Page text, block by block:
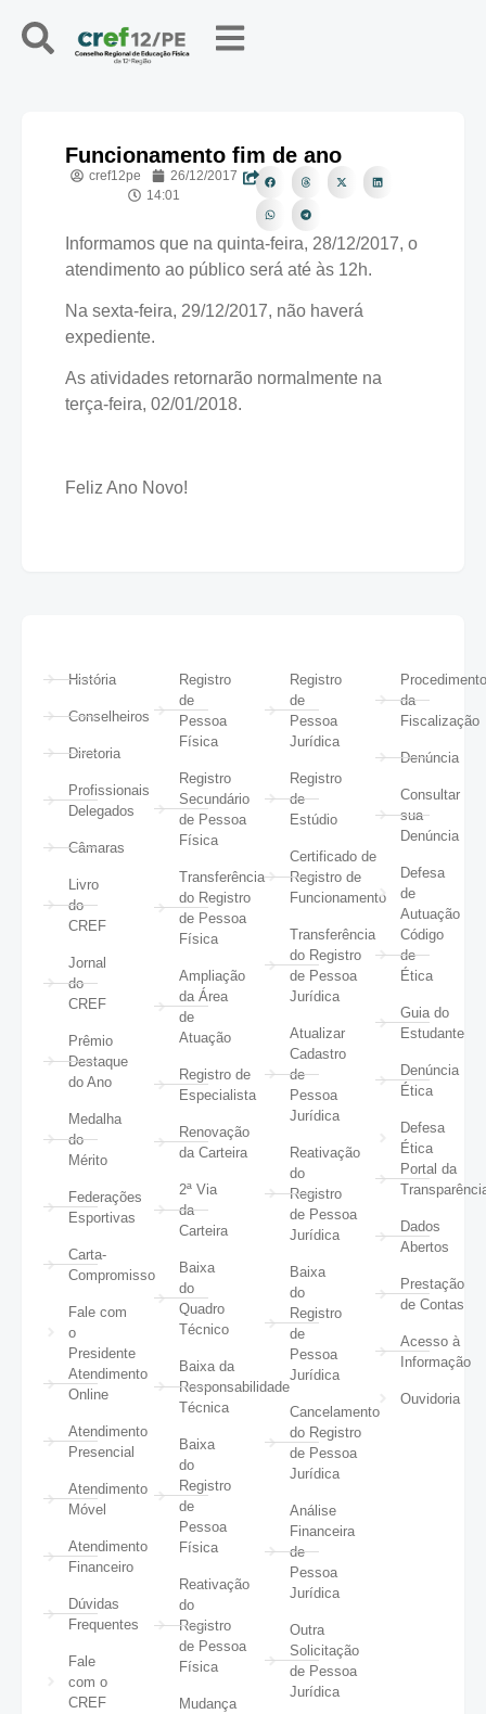
Funcionamento fim de ano
cref12pe
26/12/2017
14:01
Informamos que na quinta-feira, 28/12/2017, o
atendimento ao público será até às 12h.
Na sexta-feira, 29/12/2017, não haverá
expediente.
As atividades retornarão normalmente na
terça-feira, 02/01/2018.
Feliz Ano Novo!
História
Conselheiros
Diretoria
Profissionais
Delegados
Câmaras
Livro
do
CREF
Jornal
do
CREF
Prêmio
Destaque
do Ano
Medalha
do
Mérito
Federações
Esportivas
Carta-
Compromisso
Fale com
o
Presidente
Atendimento
Online
Atendimento
Presencial
Atendimento
Móvel
Atendimento
Financeiro
Dúvidas
Frequentes
Fale
com o
CREF
Registro
de
Pessoa
Física
Registro
Secundário
de Pessoa
Física
Transferência
do Registro
de Pessoa
Física
Ampliação
da Área
de
Atuação
Registro de
Especialista
Renovação
da Carteira
2ª Via
da
Carteira
Baixa
do
Quadro
Técnico
Baixa da
Responsabilidade
Técnica
Baixa
do
Registro
de
Pessoa
Física
Reativação
do
Registro
de Pessoa
Física
Mudança
Registro
de
Pessoa
Jurídica
Registro
de
Estúdio
Certificado de
Registro de
Funcionamento
Transferência
do Registro
de Pessoa
Jurídica
Atualizar
Cadastro
de
Pessoa
Jurídica
Reativação
do
Registro
de Pessoa
Jurídica
Baixa
do
Registro
de
Pessoa
Jurídica
Cancelamento
do Registro
de Pessoa
Jurídica
Análise
Financeira
de
Pessoa
Jurídica
Outra
Solicitação
de Pessoa
Jurídica
da
Fiscalização
Denúncia
Consultar
sua
Denúncia
Defesa
de
Autuação
Código
de
Ética
Guia do
Estudante
Denúncia
Ética
Defesa
Ética
Portal da
Dados
Abertos
Prestação
de Contas
Acesso à
Informação
Ouvidoria